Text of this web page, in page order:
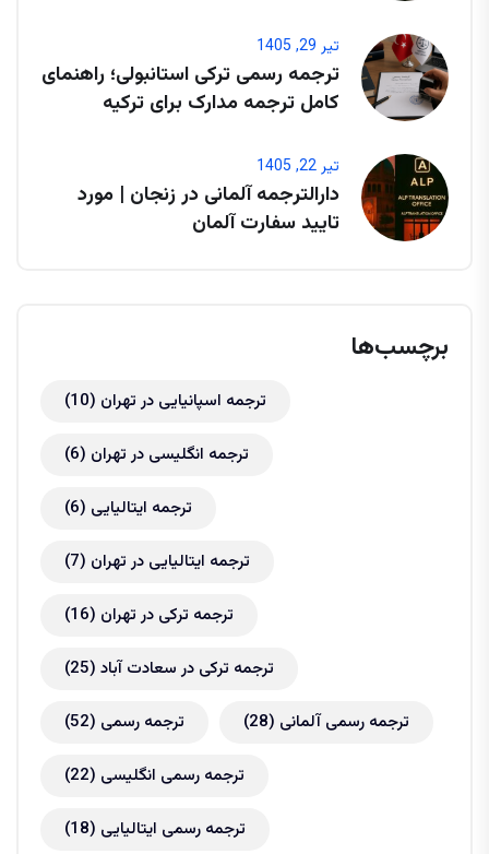
تیر 29, 1405
ترجمه رسمی ترکی استانبولی؛ راهنمای
کامل ترجمه مدارک برای ترکیه
تیر 22, 1405
دارالترجمه آلمانی در زنجان | مورد
تایید سفارت آلمان
برچسب‌ها
ترجمه اسپانیایی در تهران (10)
ترجمه انگلیسی در تهران (6)
ترجمه ایتالیایی (6)
ترجمه ایتالیایی در تهران (7)
ترجمه ترکی در تهران (16)
ترجمه ترکی در سعادت آباد (25)
ترجمه رسمی (52) ترجمه رسمی آلمانی (28)
ترجمه رسمی انگلیسی (22)
ترجمه رسمی ایتالیایی (18)